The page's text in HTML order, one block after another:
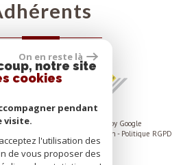
Adhérents
réservés | Traduction powered by Google
Admin - Politique RGPD
compatible multi-supports,
On en reste là
notre site
cookies
pendant
visite.
l'utilisation des
de vous proposer des